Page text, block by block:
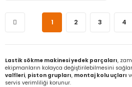
1 2 3 4
Lastik sökme makinesi yedek parçaları,
ekipmanların kolayca değiştirilebilmesini
valfleri, piston grupları, montaj kolu uçları
servis verimliliği korunur.